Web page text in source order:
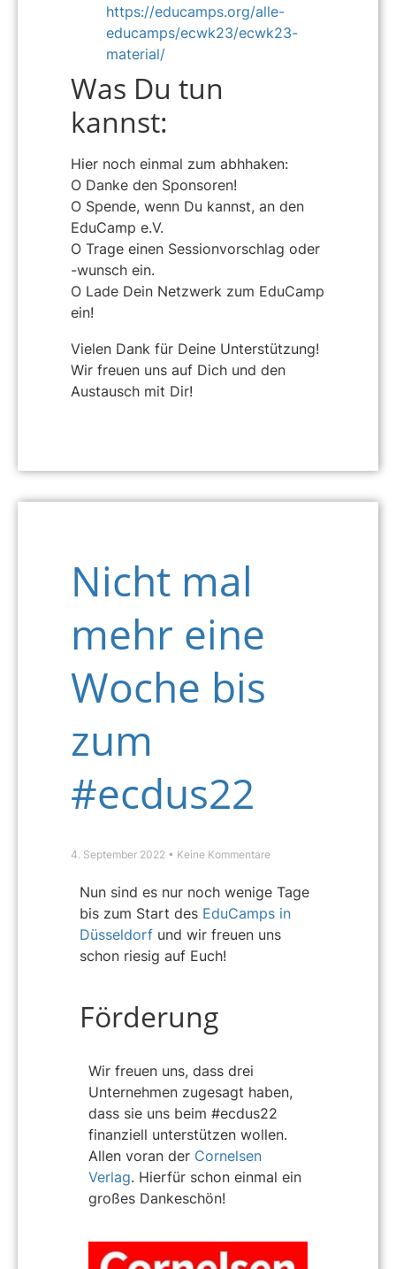
https://educamps.org/alle-
educamps/ecwk23/ecwk23-
material/
Was Du tun
kannst:
Hier noch einmal zum abhhaken:
O Danke den Sponsoren!
O Spende, wenn Du kannst, an den
EduCamp e.V.
O Trage einen Sessionvorschlag oder
-wunsch ein.
O Lade Dein Netzwerk zum EduCamp
ein!
Vielen Dank für Deine Unterstützung!
Wir freuen uns auf Dich und den
Austausch mit Dir!
Nicht mal
mehr eine
Woche bis
zum
#ecdus22
4. September 2022 Keine Kommentare
Nun sind es nur noch wenige Tage
bis zum Start des EduCamps in
Düsseldorf und wir freuen uns
schon riesig auf Euch!
Förderung
Wir freuen uns, dass drei
Unternehmen zugesagt haben,
dass sie uns beim #ecdus22
finanziell unterstützen wollen.
Allen voran der Cornelsen
Verlag. Hierfür schon einmal ein
großes Dankeschön!